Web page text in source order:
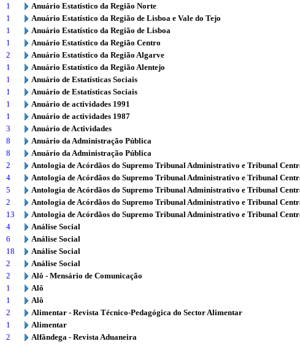
1
Anuário Estatístico da Região Norte
1
Anuário Estatístico da Região de Lisboa e Vale do Tejo
1
Anuário Estatístico da Região de Lisboa
1
Anuário Estatístico da Região Centro
2
Anuário Estatístico da Região Algarve
1
Anuário Estatístico da Região Alentejo
1
Anuário de Estatísticas Sociais
1
Anuário de Estatísticas Sociais
1
Anuário de actividades 1991
1
Anuário de actividades 1987
3
Anuário de Actividades
8
Anuário da Administração Pública
8
Anuário da Administração Pública
2
Antologia de Acórdãos do Supremo Tribunal Administrativo e Tribunal
4
Antologia de Acórdãos do Supremo Tribunal Administrativo e Tribunal
5
Antologia de Acórdãos do Supremo Tribunal Administrativo e Tribunal
2
Antologia de Acórdãos do Supremo Tribunal Administrativo e Tribunal
13
Antologia de Acórdãos do Supremo Tribunal Administrativo e Tribunal
4
Análise Social
6
Análise Social
18
Análise Social
2
Análise Social
2
Alô - Mensário de Comunicação
1
Alô
1
Alô
2
Alimentar - Revista Técnico-Pedagógica do Sector Alimentar
1
Alimentar
2
Alfândega - Revista Aduaneira